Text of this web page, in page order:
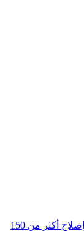
إصلاح أكثر من 150